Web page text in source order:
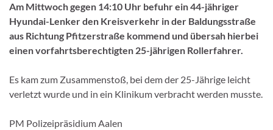
Am Mittwoch gegen 14:10 Uhr befuhr ein 44-jähriger
Hyundai-Lenker den Kreisverkehr in der Baldungsstraße
aus Richtung Pfitzerstraße kommend und übersah hierbei
einen vorfahrtsberechtigten 25-jährigen Rollerfahrer.
Es kam zum Zusammenstoß, bei dem der 25-Jährige leicht
verletzt wurde und in ein Klinikum verbracht werden musste.
PM Polizeipräsidium Aalen